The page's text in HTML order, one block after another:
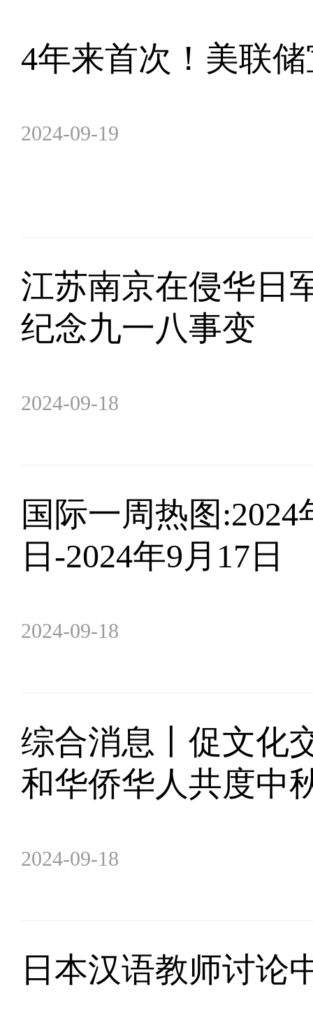
4年来首次！美联
2024-09-19
江苏南京在侵华日
纪念九一八事变
2024-09-18
国际一周热图:2024
日-2024年9月17日
2024-09-18
综合消息丨促文
和华侨华人共度中
2024-09-18
日本汉语教师讨论